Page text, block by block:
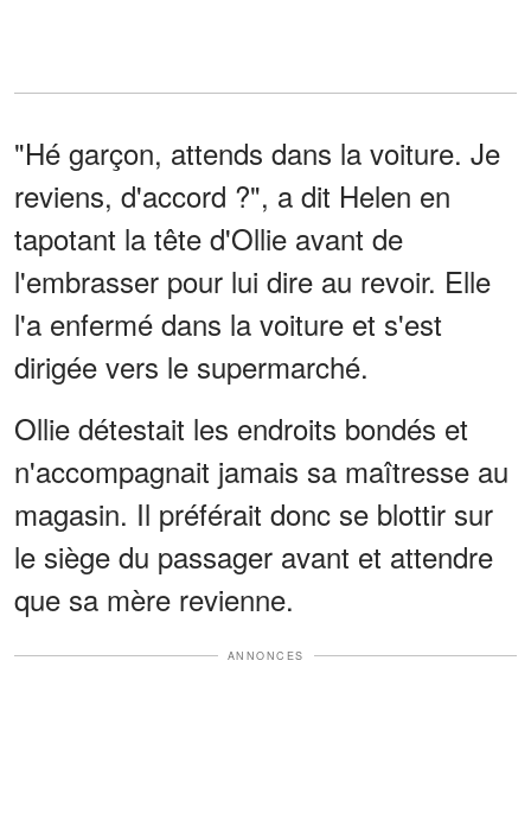
"Hé garçon, attends dans la voiture. Je
reviens, d'accord ?", a dit Helen en
tapotant la tête d'Ollie avant de
l'embrasser pour lui dire au revoir. Elle
l'a enfermé dans la voiture et s'est
dirigée vers le supermarché.
Ollie détestait les endroits bondés et
n'accompagnait jamais sa maîtresse au
magasin. Il préférait donc se blottir sur
le siège du passager avant et attendre
que sa mère revienne.
ANNONCES